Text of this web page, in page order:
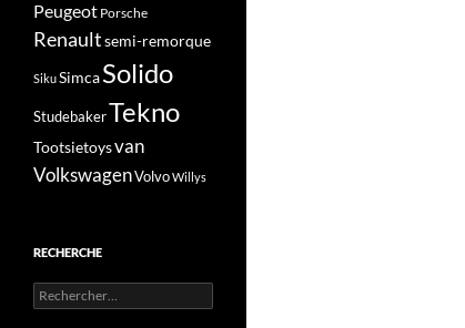
Peugeot Porsche
Renaultsemi-remorque
SikuSimcaSolido
StudebakerTekno
Tootsietoysvan
VolkswagenVolvoWillys
RECHERCHE
Rechercher :